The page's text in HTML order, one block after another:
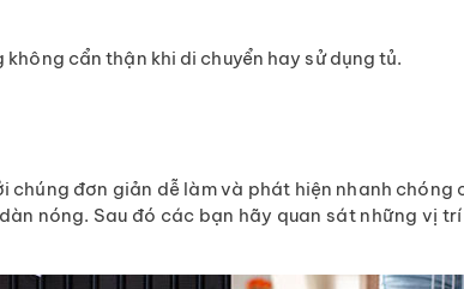
cẩn thận khi di chuyển hay sử dụng tủ.
đơn giản dễ làm và phát hiện nhanh chóng
nóng. Sau đó các bạn hãy quan sát những vị